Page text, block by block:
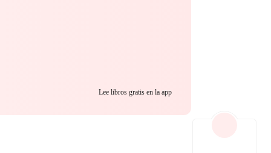
Lee libros gratis en la app